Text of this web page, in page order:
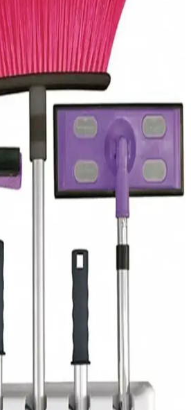
Duvara Asmak İçin Etkili ve
asarken yapışkanlı askılar, fermuar
gibi yöntemlerle güvenli ve estetik
kask tutucuları ve manken başları da
Objeleri Duvara Güvenli ve
Yöntemleri
duvara asarken komut şeritleri,
gibi yöntemler kullanılır. Doğru uygulama
zarar görmesini engeller ve estetik
Elbise Askısı
İpuçları
olan Bofigo ve Hsn'nin özellikleri,
detaylı şekilde karşılaştırıldı.
uygun? Öğrenin.
Metal Askılıkları
Dayanıklılık ve Kullanım
tasarımı, dayanıklılığı ve kullanıcı
ihtiyaçlarınıza en uygun seçimi